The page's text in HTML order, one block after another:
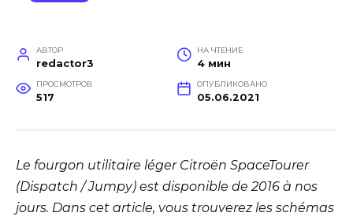
АВТОР
redactor3
НА ЧТЕНИЕ
4 мин
ПРОСМОТРОВ
517
ОПУБЛИКОВАНО
05.06.2021
Le fourgon utilitaire léger Citroën SpaceTourer
(Dispatch / Jumpy) est disponible de 2016 à nos
jours. Dans cet article, vous trouverez les schémas